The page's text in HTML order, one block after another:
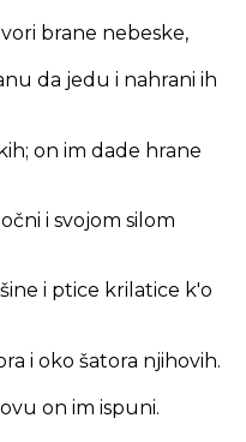
brane nebeske,
da jedu i nahrani ih
on im dade hrane
i svojom silom
i ptice krilatice k'o
i oko šatora njihovih.
on im ispuni.